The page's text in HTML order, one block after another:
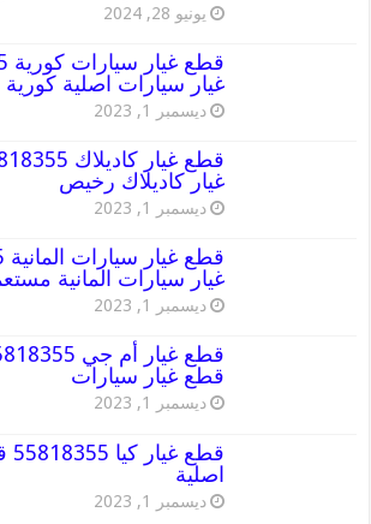
يونيو 28, 2024
غيار سيارات اصلية كورية
ديسمبر 1, 2023
غيار كاديلاك رخيص
ديسمبر 1, 2023
غيار سيارات المانية
ديسمبر 1, 2023
قطع غيار سيارات
ديسمبر 1, 2023
اصلية
ديسمبر 1, 2023